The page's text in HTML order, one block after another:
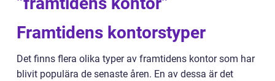
Framtidens kontorstyper
Det finns flera olika typer av framtidens kontor som har
blivit populära de senaste åren. En av dessa är det